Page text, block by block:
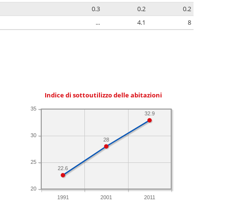
0.3 0.2
0.2
... 4.1 8
Indice di sottoutilizzo delle abitazioni
1991 2001 2011
20
25
30
35
32.9
28
22.6